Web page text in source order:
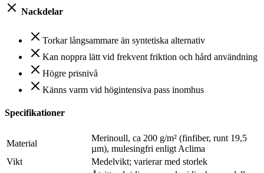
Nackdelar
Torkar långsammare än syntetiska alternativ
Kan noppra lätt vid frekvent friktion och hård användning
Högre prisnivå
Känns varm vid högintensiva pass inomhus
Specifikationer
Material
Merinoull, ca 200 g/m² (finfiber, runt 19,5
µm), mulesingfri enligt Aclima
Vikt
Medelvikt; varierar med storlek